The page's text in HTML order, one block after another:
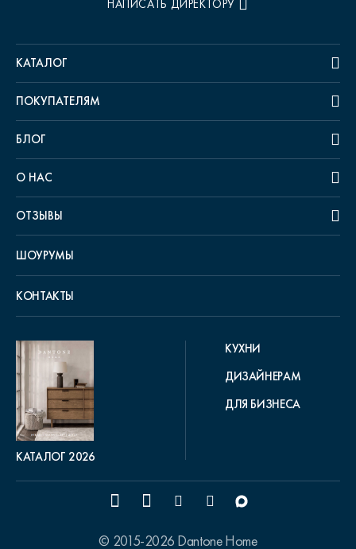
НАПИСАТЬ ДИРЕКТОРУ
КАТАЛОГ
ПОКУПАТЕЛЯМ
БЛОГ
О НАС
ОТЗЫВЫ
ШОУРУМЫ
КОНТАКТЫ
КАТАЛОГ 2026
КУХНИ
ДИЗАЙНЕРАМ
ДЛЯ БИЗНЕСА
© 2015-2026 Dantone Home